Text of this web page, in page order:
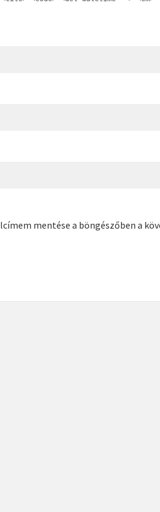
mentése a böngészőben a